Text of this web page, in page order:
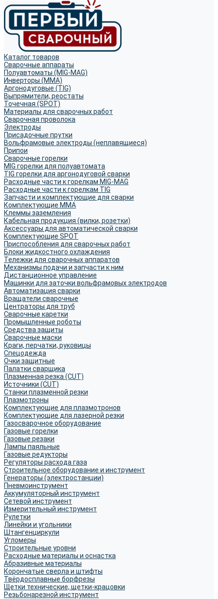
Каталог товаров
Сварочные аппараты
Полуавтоматы (MIG-MAG)
Инверторы (MMA)
Аргонодуговые (TIG)
Выпрямители, реостаты
Точечная (SPOT)
Материалы для сварочных работ
Сварочная проволока
Электроды
Присадочные прутки
Вольфрамовые электроды (неплавящиеся)
Припои
Сварочные горелки
MIG горелки для полуавтомата
TIG горелки для аргонодуговой сварки
Расходные части к горелкам MIG-MAG
Расходные части к горелкам TIG
Запчасти и комплектующие для сварки
Комплектующие ММА
Клеммы заземления
Кабельная продукция (вилки, розетки)
Аксессуары для автоматической сварки
Комплектующие SPOT
Приспособления для сварочных работ
Блоки жидкостного охлаждения
Тележки для сварочных аппаратов
Механизмы подачи и запчасти к ним
Дистанционное управление
Машинки для заточки вольфрамовых электродов
Автоматизация сварки
Вращатели сварочные
Центраторы для труб
Сварочные каретки
Промышленные роботы
Средства защиты
Сварочные маски
Краги, перчатки, руковицы
Спецодежда
Очки защитные
Палатки сварщика
Плазменная резка (CUT)
Источники (CUT)
Станки плазменной резки
Плазмотроны
Комплектующие для плазмотронов
Комплектующие для лазерной резки
Газосварочное оборудование
Газовые горелки
Газовые резаки
Лампы паяльные
Газовые редукторы
Регуляторы расхода газа
Строительное оборудование и инструмент
Генераторы (электростанции)
Пневмоинструмент
Аккумуляторный инструмент
Сетевой инструмент
Измерительный инструмент
Рулетки
Линейки и угольники
Штангенциркули
Угломеры
Строительные уровни
Расходные материалы и оснастка
Абразивные материалы
Корончатые сверла и штифты
Твёрдосплавные борфрезы
Щетки технические, щетки-крацовки
Резьбонарезной инструмент